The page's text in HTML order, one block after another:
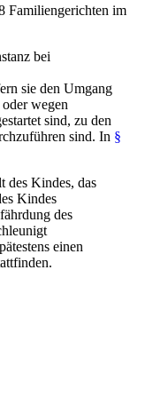
Familiengerichten im
bei
sie den Umgang
wegen
sind, zu den
sind. In §
des Kindes, das
Kindes
des
einen